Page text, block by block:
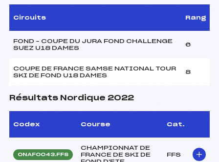
Circuits Rang
FOND – COUPE DU JURA FOND CHALLENGE
SUEZ U18 DAMES
6
COUPE DE FRANCE SAMSE NATIONAL TOUR
SKI DE FOND U18 DAMES
8
Résultats Nordique 2022
Codex Course Cat.
ONAF0043.FFS
CHAMPIONNAT DE
FRANCE DE SKI DE
FFS